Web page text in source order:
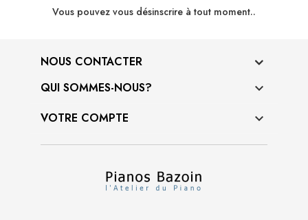
Vous pouvez vous désinscrire à tout moment..
NOUS CONTACTER
QUI SOMMES-NOUS?

VOTRE COMPTE 